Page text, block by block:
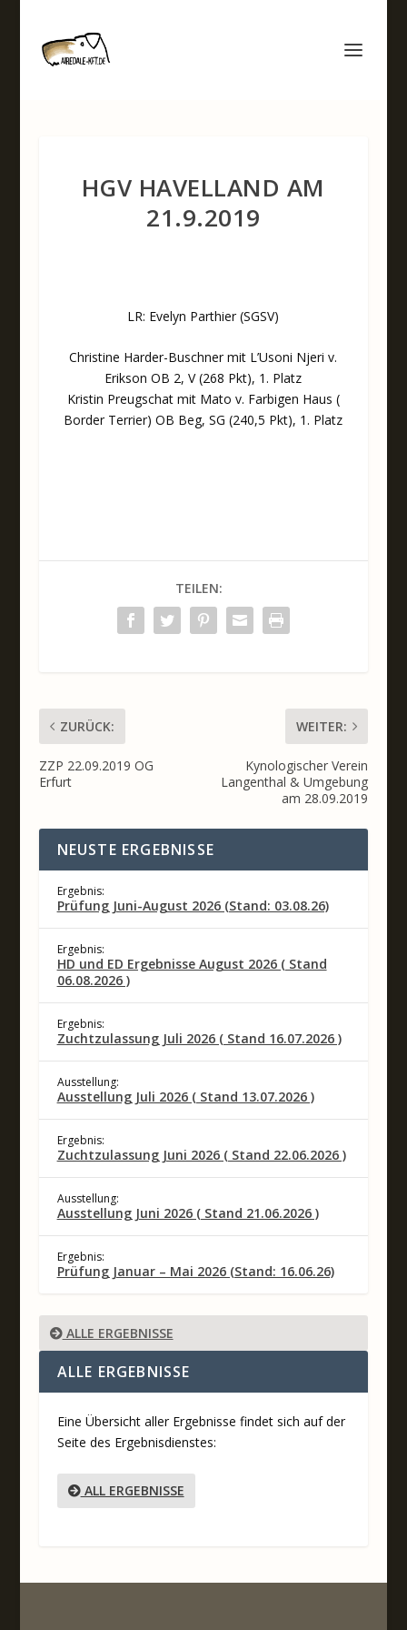
HGV HAVELLAND AM
21.9.2019
LR: Evelyn Parthier (SGSV)
Christine Harder-Buschner mit L’Usoni Njeri v.
Erikson OB 2, V (268 Pkt), 1. Platz
Kristin Preugschat mit Mato v. Farbigen Haus (
Border Terrier) OB Beg, SG (240,5 Pkt), 1. Platz
TEILEN:
ZURÜCK:
ZZP 22.09.2019 OG
Erfurt
WEITER:
Kynologischer Verein
Langenthal & Umgebung
am 28.09.2019
NEUSTE ERGEBNISSE
Ergebnis:
Prüfung Juni-August 2026 (Stand: 03.08.26)
Ergebnis:
HD und ED Ergebnisse August 2026 ( Stand
06.08.2026 )
Ergebnis:
Zuchtzulassung Juli 2026 ( Stand 16.07.2026 )
Ausstellung:
Ausstellung Juli 2026 ( Stand 13.07.2026 )
Ergebnis:
Zuchtzulassung Juni 2026 ( Stand 22.06.2026 )
Ausstellung:
Ausstellung Juni 2026 ( Stand 21.06.2026 )
Ergebnis:
Prüfung Januar – Mai 2026 (Stand: 16.06.26)
ALLE ERGEBNISSE
ALLE ERGEBNISSE
Eine Übersicht aller Ergebnisse findet sich auf der
Seite des Ergebnisdienstes:
ALL ERGEBNISSE